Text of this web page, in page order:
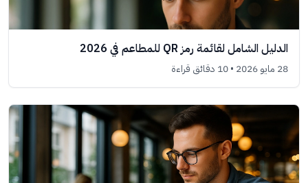
الدليل الشامل لقائمة رمز QR للمطاعم في 2026
28 مايو 2026 • 10 دقائق قراءة